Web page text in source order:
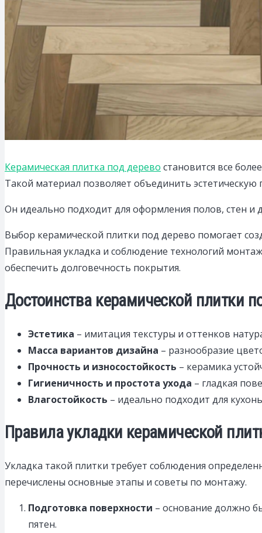
Керамическая плитка под дерево становится все
Такой материал позволяет объединить
Он идеально подходит для оформления полов, стен
Выбор керамической плитки под дерево помогает
Правильная укладка и соблюдение технологий
обеспечить долговечность покрытия.
Достоинства керамической плитки
Эстетика – имитация текстуры и оттенков
Масса вариантов дизайна – разнообразие
Прочность и износостойкость – керамика
Гигиеничность и простота ухода – гладкая
Влагостойкость – идеально подходит для
Правила укладки керамической
Укладка такой плитки требует соблюдения
перечислены основные этапы и советы по монтажу.
Подготовка поверхности – основание должно
пятен.